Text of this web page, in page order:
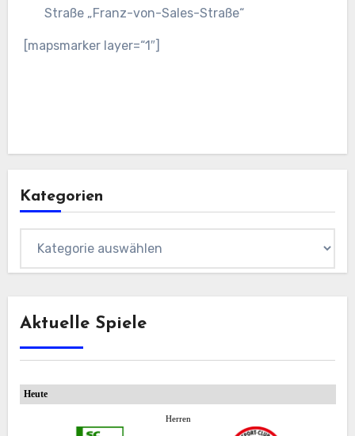
Straße „Franz-von-Sales-Straße“
[mapsmarker layer=“1″]
Kategorien
Aktuelle Spiele